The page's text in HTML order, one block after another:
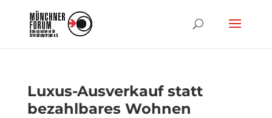
Luxus-Ausverkauf statt
bezahlbares Wohnen